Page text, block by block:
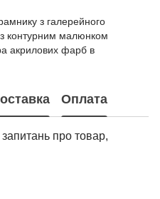
з галерейного
з контурним малюнком
акрилових фарб в
Оплата
про товар,